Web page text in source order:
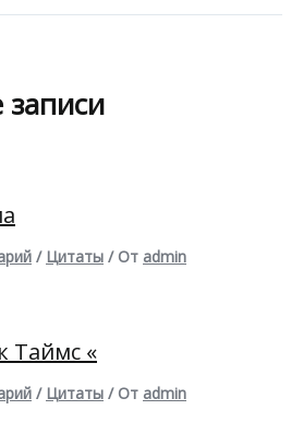
/ Цитаты / От admin
Таймс «
/ Цитаты / От admin